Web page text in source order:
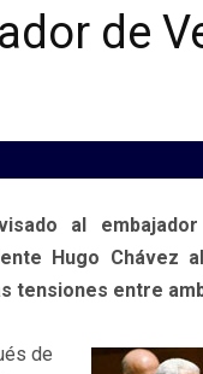
de
al
Hugo Chávez
tensiones entre
de